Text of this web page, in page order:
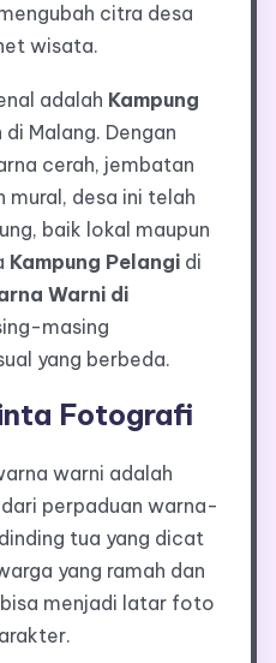
citra desa
wisata.
adalah Kampung
di Malang. Dengan
cerah, jembatan
mural, desa ini telah
baik lokal maupun
Kampung Pelangi di
Warni di
masing
yang berbeda.
Fotografi
warni adalah
perpaduan warna-
tua yang dicat
yang ramah dan
menjadi latar foto